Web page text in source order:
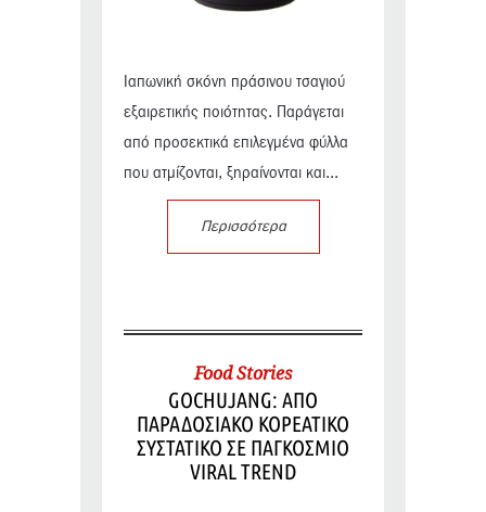
Ιαπωνική σκόνη πράσινου τσαγιού
εξαιρετικής ποιότητας. Παράγεται
από προσεκτικά επιλεγμένα φύλλα
που ατμίζονται, ξηραίνονται και...
Περισσότερα
Food Stories
GOCHUJANG: ΑΠΟ
ΠΑΡΑΔΟΣΙΑΚΟ ΚΟΡΕΑΤΙΚΟ
ΣΥΣΤΑΤΙΚΟ ΣΕ ΠΑΓΚΟΣΜΙΟ
VIRAL TREND